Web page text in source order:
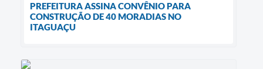
PREFEITURA ASSINA CONVÊNIO PARA
CONSTRUÇÃO DE 40 MORADIAS NO
ITAGUAÇU